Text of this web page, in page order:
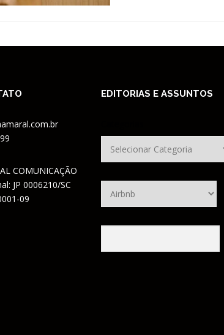
COMUNICAÇÃO
JP 0006210/SC
09
EDITORIAS E ASSUNTOS